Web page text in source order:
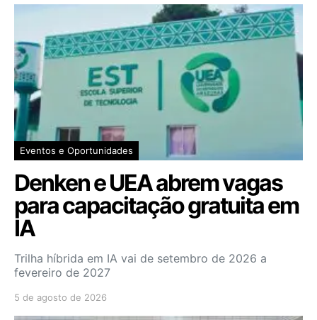
Eventos e Oportunidades
Denken e UEA abrem vagas
para capacitação gratuita em
IA
Trilha híbrida em IA vai de setembro de 2026 a
fevereiro de 2027
5 de agosto de 2026